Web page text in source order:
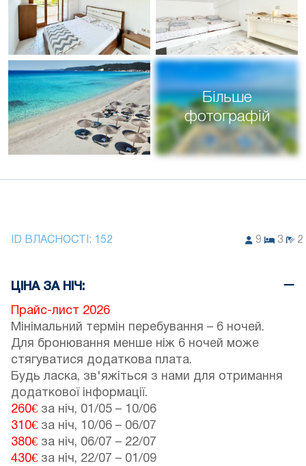
Більше
фотографій
ID ВЛАСНОСТІ: 152 9 3 2
ЦІНА ЗА НІЧ:
Прайс-лист 2026
Мінімальний термін перебування – 6 ночей.
Для бронювання менше ніж 6 ночей може
стягуватися додаткова плата.
Будь ласка, зв'яжіться з нами для отримання
додаткової інформації.
260€ за ніч, 01/05 – 10/06
310€ за ніч, 10/06 – 06/07
380€ за ніч, 06/07 – 22/07
430€ за ніч, 22/07 – 01/09